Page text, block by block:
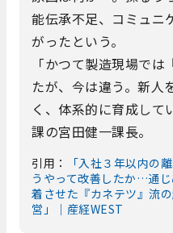
能伝承不足、コミュニ
がったという。
「かつて製造現場で
たが、今は違う。新人
く、体系的に育成して
課の宮田健一課長。
引用：
「入社３年以内の
うやって改善したか…通
着させた『カネテツ』流
営」｜産経WEST